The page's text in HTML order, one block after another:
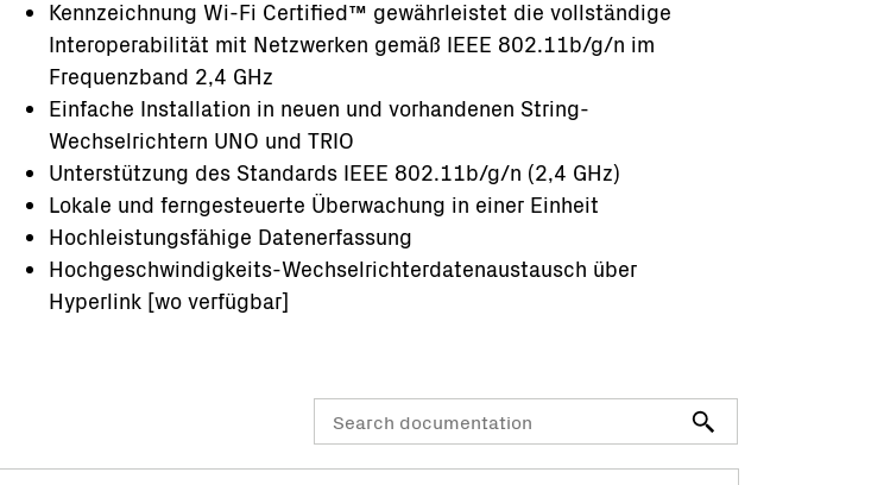
Kennzeichnung Wi-Fi Certified™ gewährleistet die vollständige
Interoperabilität mit Netzwerken gemäß IEEE 802.11b/g/n im
Frequenzband 2,4 GHz
Einfache Installation in neuen und vorhandenen String-
Wechselrichtern UNO und TRIO
Unterstützung des Standards IEEE 802.11b/g/n (2,4 GHz)
Lokale und ferngesteuerte Überwachung in einer Einheit
Hochleistungsfähige Datenerfassung
Hochgeschwindigkeits-Wechselrichterdatenaustausch über
Hyperlink [wo verfügbar]